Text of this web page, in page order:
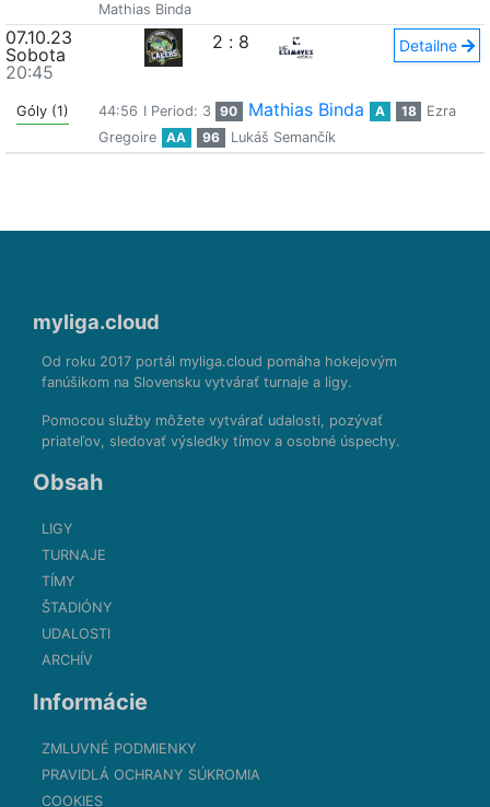
Mathias Binda
07.10.23
Sobota
20:45
2 : 8 Detailne
Góly (1) 44:56 I Period: 3 90 Mathias Binda A 18
Ezra
Gregoire
AA 96 Lukáš Semančík
myliga.cloud
Od roku 2017 portál myliga.cloud pomáha hokejovým
fanúšikom na Slovensku vytvárať turnaje a ligy.
Pomocou služby môžete vytvárať udalosti, pozývať
priateľov, sledovať výsledky tímov a osobné úspechy.
Obsah
LIGY
TURNAJE
TÍMY
ŠTADIÓNY
UDALOSTI
ARCHÍV
Informácie
ZMLUVNÉ PODMIENKY
PRAVIDLÁ OCHRANY SÚKROMIA
COOKIES